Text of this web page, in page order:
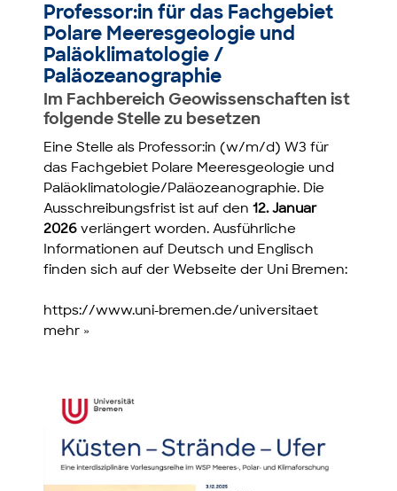
Professor:in für das Fachgebiet
Polare Meeresgeologie und
Paläoklimatologie /
Paläozeanographie
Im Fachbereich Geowissenschaften ist
folgende Stelle zu besetzen
Eine Stelle als Professor:in (w/m/d) W3 für
das Fachgebiet Polare Meeresgeologie und
Paläoklimatologie/Paläozeanographie. Die
Ausschreibungsfrist ist auf den12. Januar
2026 verlängert worden. Ausführliche
Informationen auf Deutsch und Englisch
finden sich auf der Webseite der Uni Bremen:
https://www.uni-bremen.de/universitaet
mehr »